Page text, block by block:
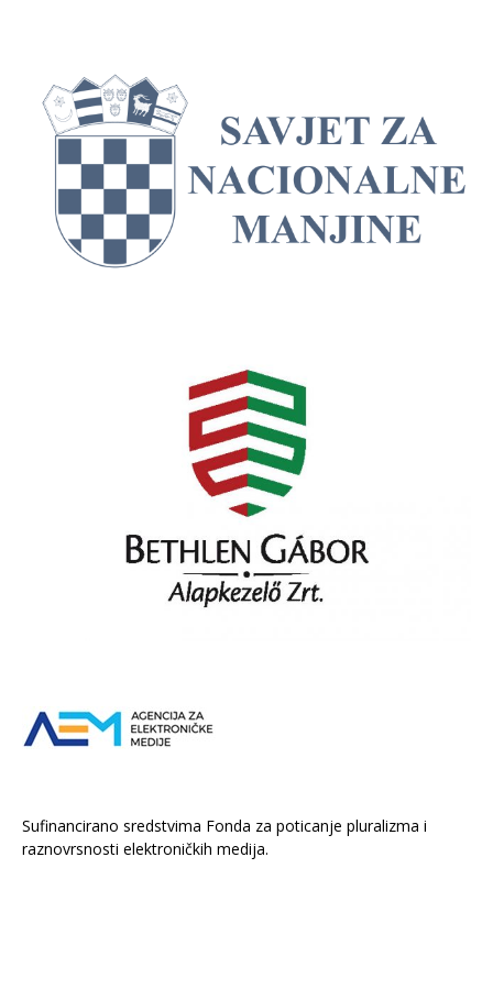
Sufinancirano sredstvima Fonda za poticanje pluralizma i
raznovrsnosti elektroničkih medija.